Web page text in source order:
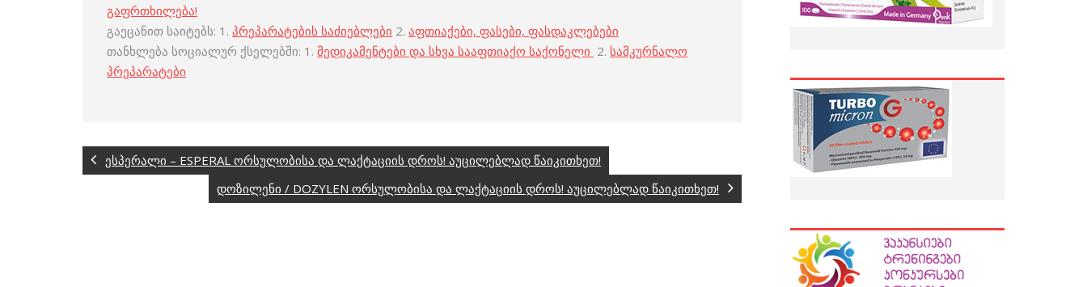
გაფრთხილება!
გაეცანით საიტებს: 1. პრეპარატების საძიებლები 2. აფთიაქები, ფასები, ფასდაკლებები
თანხლება სოციალურ ქსელებში: 1. მედიკამენტები და სხვა სააფთიაქო საქონელი 2. სამკურნალო
პრეპარატები
ესპერალი – ESPERAL ორსულობისა და ლაქტაციის დროს! აუცილებლად წაიკითხეთ!
დოზილენი / DOZYLEN ორსულობისა და ლაქტაციის დროს! აუცილებლად წაიკითხეთ!